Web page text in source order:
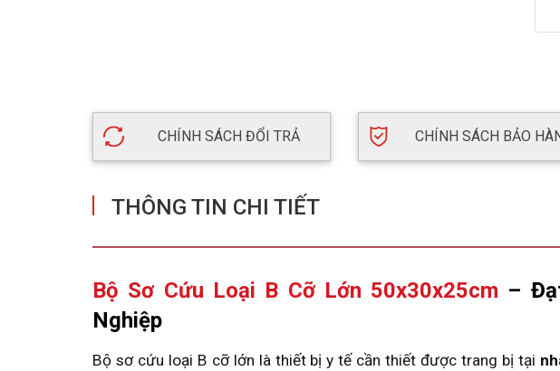
CHÍNH SÁCH ĐỔI TRẢ CHÍNH SÁCH BẢO
THÔNG TIN CHI TIẾT
Bộ Sơ Cứu Loại B Cỡ Lớn 50x30x25cm –
Nghiệp
Bộ sơ cứu loại B cỡ lớn là thiết bị y tế cần thiết được trang bị tại